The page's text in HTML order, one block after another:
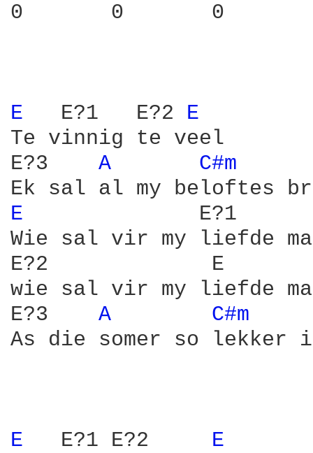
0	0	0	0	0	0	0
E
  E?1   E?2
E
Te vinnig te veel
E?3 A C#m
E
             E?1
Wie sal vir my liefde
E?2             E
wie sal vir my liefde
E?3 A
C#m
As die somer so lekker
E
  E?1 E?2
E